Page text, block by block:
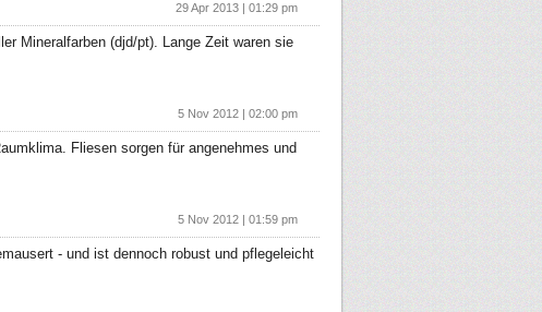
29 Apr 2013 | 01:29 pm
Mineralfarben (djd/pt). Lange Zeit waren sie
5 Nov 2012 | 02:00 pm
Fliesen sorgen für angenehmes und
5 Nov 2012 | 01:59 pm
- und ist dennoch robust und pflegeleicht